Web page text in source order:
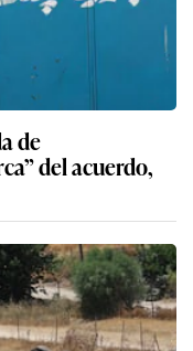
de
del acuerdo,